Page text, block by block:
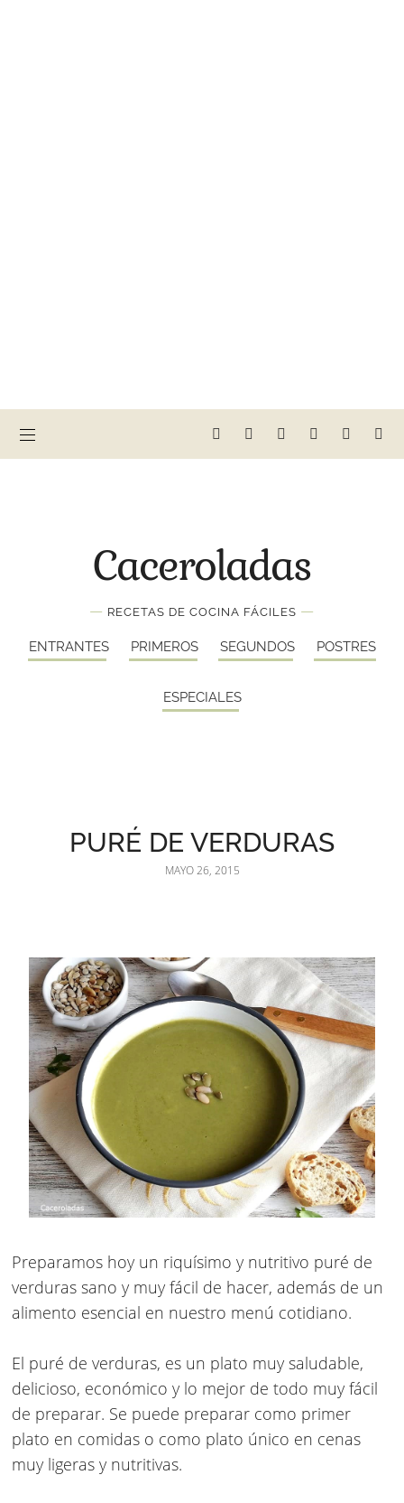
Caceroladas
— RECETAS DE COCINA FÁCILES —
ENTRANTES PRIMEROS SEGUNDOS POSTRES
ESPECIALES
PURÉ DE VERDURAS
MAYO 26, 2015
Preparamos hoy un riquísimo y nutritivo puré de
verduras sano y muy fácil de hacer, además de un
alimento esencial en nuestro menú cotidiano.
El puré de verduras, es un plato muy saludable,
delicioso, económico y lo mejor de todo muy fácil
de preparar. Se puede preparar como primer
plato en comidas o como plato único en cenas
muy ligeras y nutritivas.